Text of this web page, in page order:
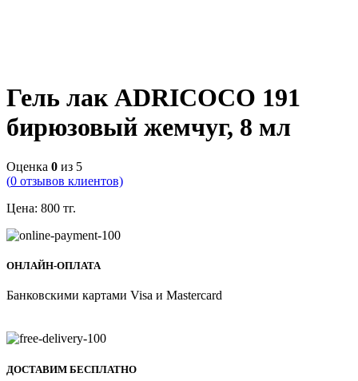
Гель лак ADRICOCO 191
бирюзовый жемчуг, 8 мл
Оценка 0 из 5
(0 отзывов клиентов)
Цена: 800 тг.
ОНЛАЙН-ОПЛАТА
Банковскими картами Visa и Mastercard
ДОСТАВИМ БЕСПЛАТНО